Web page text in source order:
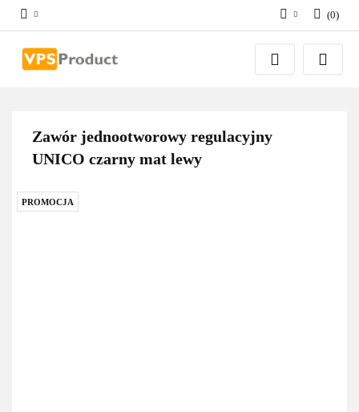
Zaloguj się
Zarejestruj się
(0)
Zawór jednootworowy regulacyjny
UNICO czarny mat lewy
PROMOCJA